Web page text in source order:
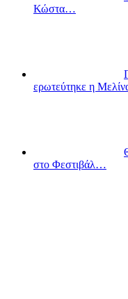
Κώστα…
ερωτεύτηκε η
στο Φεστιβάλ…